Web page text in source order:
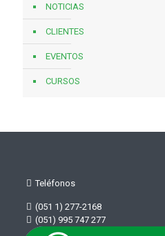
NOTICIAS
CLIENTES
EVENTOS
CURSOS
Teléfonos
(051 1) 277-2168
(051) 995 747 277